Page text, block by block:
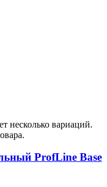
несколько вариаций.
ProfLine Base